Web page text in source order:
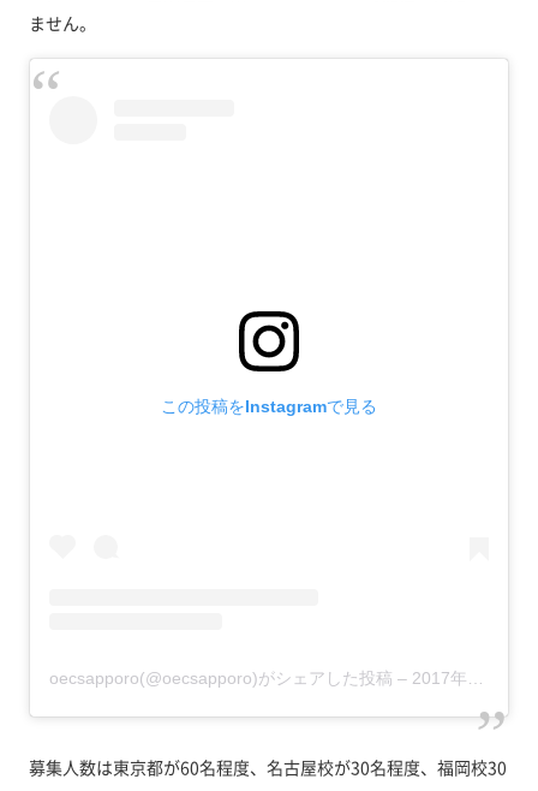
ません。
この投稿をInstagramで見る
oecsapporo(@oecsapporo)がシェアした投稿 – 2017年12月月1日午後9時14分PST
募集人数は東京都が60名程度、名古屋校が30名程度、福岡校30